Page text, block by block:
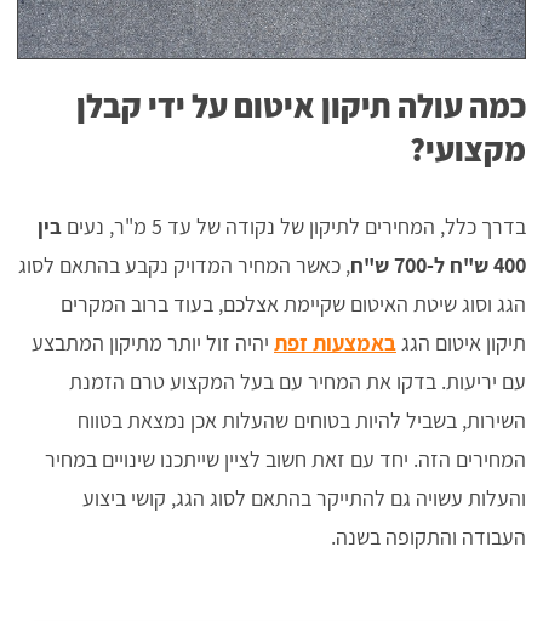
כמה עולה תיקון איטום על ידי קבלן
מקצועי?
בדרך כלל, המחירים לתיקון של נקודה של עד 5 מ"ר, נעים
בין
400 ש"ח ל-700 ש"ח
, כאשר המחיר המדויק נקבע בהתאם לסוג
הגג וסוג שיטת האיטום שקיימת אצלכם, בעוד ברוב המקרים
תיקון איטום הגגבאמצעות זפת יהיה זול יותר מתיקון המתבצע
עם יריעות. בדקו את המחיר עם בעל המקצוע טרם הזמנת
השירות, בשביל להיות בטוחים שהעלות אכן נמצאת בטווח
המחירים הזה. יחד עם זאת חשוב לציין שייתכנו שינויים במחיר
והעלות עשויה גם להתייקר בהתאם לסוג הגג, קושי ביצוע
העבודה והתקופה בשנה.